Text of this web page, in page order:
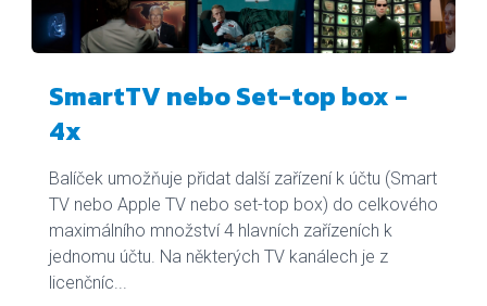
SmartTV nebo Set-top box -
4x
Balíček umožňuje přidat další zařízení k účtu (Smart
TV nebo Apple TV nebo set-top box) do celkového
maximálního množství 4 hlavních zařízeních k
jednomu účtu. Na některých TV kanálech je z
licenčníc...